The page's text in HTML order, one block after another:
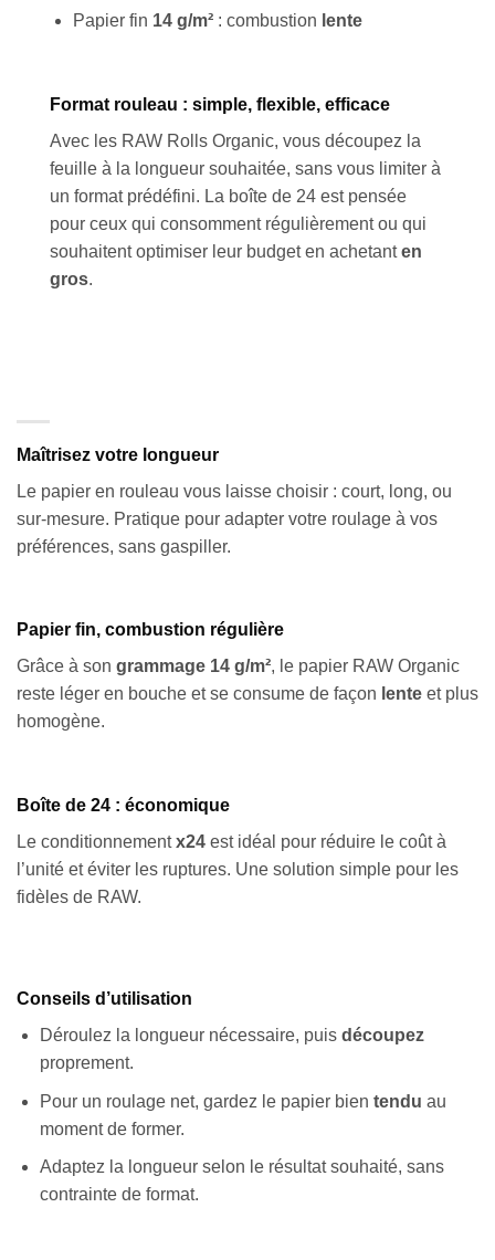
Papier fin 14 g/m²: combustion lente
Format rouleau : simple, flexible, efficace
Avec les RAW Rolls Organic, vous découpez la
feuille à la longueur souhaitée, sans vous limiter à
un format prédéfini. La boîte de 24 est pensée
pour ceux qui consomment régulièrement ou qui
souhaitent optimiser leur budget en achetanten
gros.
Maîtrisez votre longueur
Le papier en rouleau vous laisse choisir : court, long, ou
sur-mesure. Pratique pour adapter votre roulage à vos
préférences, sans gaspiller.
Papier fin, combustion régulière
Grâce à son grammage 14 g/m², le papier RAW Organic
reste léger en bouche et se consume de façon lente et plus
homogène.
Boîte de 24 : économique
Le conditionnementx24 est idéal pour réduire le coût à
l’unité et éviter les ruptures. Une solution simple pour les
fidèles de RAW.
Conseils d’utilisation
Déroulez la longueur nécessaire, puis découpez
proprement.
Pour un roulage net, gardez le papier bien tendu au
moment de former.
Adaptez la longueur selon le résultat souhaité, sans
contrainte de format.